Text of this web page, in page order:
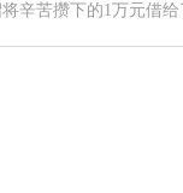
辛苦攒下的1万元借